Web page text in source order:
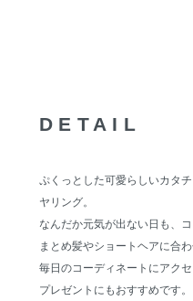
DETAIL
ぷくっとした可愛らしいカタ
ヤリング。
なんだか元気が出ない日も、
まとめ髪やショートヘアに合
毎日のコーディネートにアク
プレゼントにもおすすめです。